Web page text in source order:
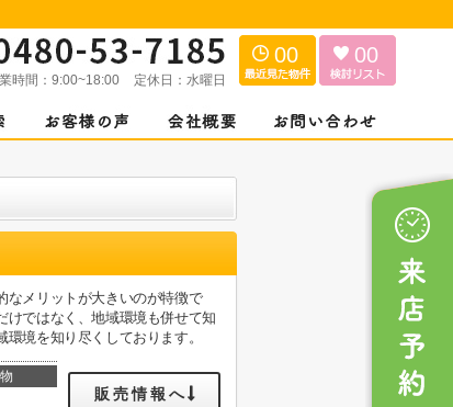
時間： 9:00~18:00 定休日： 水曜日
00 00
なメリットが大きいのが特徴で
けではなく、地域環境も併せて知
境を知り尽くしております。
販売情報へ